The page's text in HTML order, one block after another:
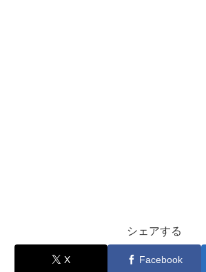
シェアする
X Facebook